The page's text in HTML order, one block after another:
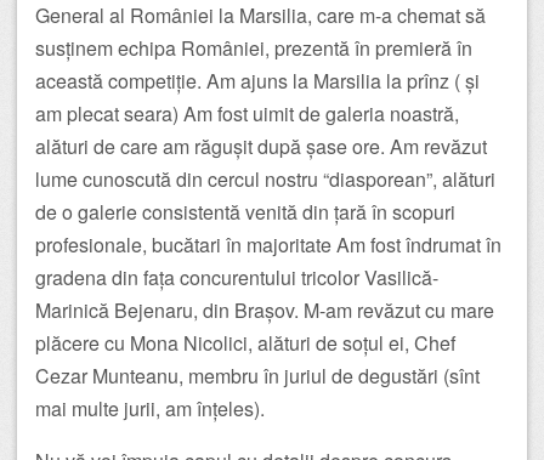
General al României la Marsilia, care m-a chemat să
susținem echipa României, prezentă în premieră în
această competiție. Am ajuns la Marsilia la prînz ( și
am plecat seara) Am fost uimit de galeria noastră,
alături de care am răgușit după șase ore. Am revăzut
lume cunoscută din cercul nostru “diasporean”, alături
de o galerie consistentă venită din țară în scopuri
profesionale, bucătari în majoritate Am fost îndrumat în
gradena din fața concurentului tricolor Vasilică-
Marinică Bejenaru, din Brașov. M-am revăzut cu mare
plăcere cu Mona Nicolici, alături de soțul ei, Chef
Cezar Munteanu, membru în juriul de degustări (sînt
mai multe jurii, am înțeles).